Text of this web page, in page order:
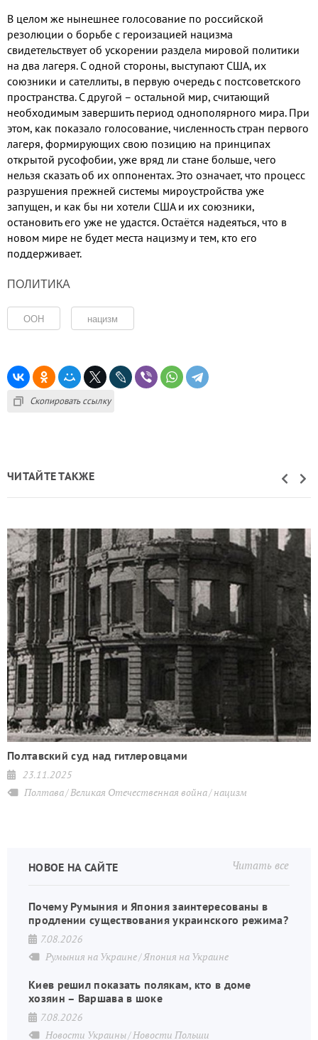
В целом же нынешнее голосование по российской
резолюции о борьбе с героизацией нацизма
свидетельствует об ускорении раздела мировой политики
на два лагеря. С одной стороны, выступают США, их
союзники и сателлиты, в первую очередь с постсоветского
пространства. С другой – остальной мир, считающий
необходимым завершить период однополярного мира. При
этом, как показало голосование, численность стран первого
лагеря, формирующих свою позицию на принципах
открытой русофобии, уже вряд ли стане больше, чего
нельзя сказать об их оппонентах. Это означает, что процесс
разрушения прежней системы мироустройства уже
запущен, и как бы ни хотели США и их союзники,
остановить его уже не удастся. Остаётся надеяться, что в
новом мире не будет места нацизму и тем, кто его
поддерживает.
ПОЛИТИКА
ООН нацизм
Скопировать ссылку
ЧИТАЙТЕ ТАКЖЕ
Полтавский суд над гитлеровцами
23.11.2025
Полтава Великая Отечественная война нацизм
Читать все
НОВОЕ НА САЙТЕ
Почему Румыния и Япония заинтересованы в
продлении существования украинского режима?
7.08.2026
Румыния на Украине Япония на Украине
Киев решил показать полякам, кто в доме
хозяин – Варшава в шоке
7.08.2026
Новости Украины Новости Польши